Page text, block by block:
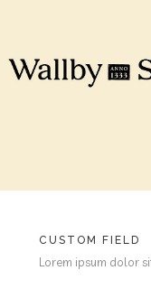
CUSTOM FIELD
Lorem ipsum dolor